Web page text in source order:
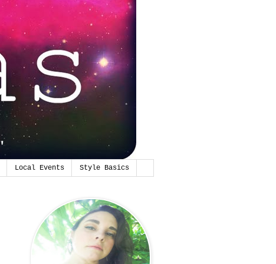
Local Events Style Basics